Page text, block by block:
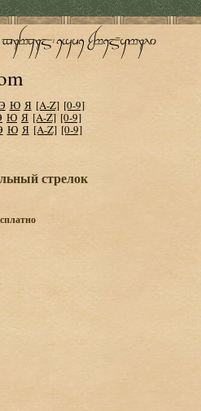
Ю Я [A-Z] [0-9]
Ю Я [A-Z] [0-9]
Ю Я [A-Z] [0-9]
стрелок